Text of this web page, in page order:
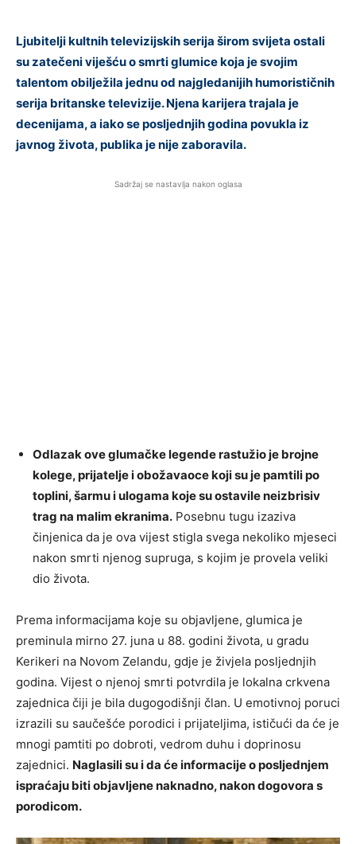
Ljubitelji kultnih televizijskih serija širom svijeta ostali
su zatečeni viješću o smrti glumice koja je svojim
talentom obilježila jednu od najgledanijih humorističnih
serija britanske televizije. Njena karijera trajala je
decenijama, a iako se posljednjih godina povukla iz
javnog života, publika je nije zaboravila.
Sadržaj se nastavlja nakon oglasa
Odlazak ove glumačke legende rastužio je brojne
kolege, prijatelje i obožavaoce koji su je pamtili po
toplini, šarmu i ulogama koje su ostavile neizbrisiv
trag na malim ekranima. Posebnu tugu izaziva
činjenica da je ova vijest stigla svega nekoliko mjeseci
nakon smrti njenog supruga, s kojim je provela veliki
dio života.
Prema informacijama koje su objavljene, glumica je
preminula mirno 27. juna u 88. godini života, u gradu
Kerikeri na Novom Zelandu, gdje je živjela posljednjih
godina. Vijest o njenoj smrti potvrdila je lokalna crkvena
zajednica čiji je bila dugogodišnji član. U emotivnoj poruci
izrazili su saučešće porodici i prijateljima, ističući da će je
mnogi pamtiti po dobroti, vedrom duhu i doprinosu
zajednici. Naglasili su i da će informacije o posljednjem
ispraćaju biti objavljene naknadno, nakon dogovora s
porodicom.